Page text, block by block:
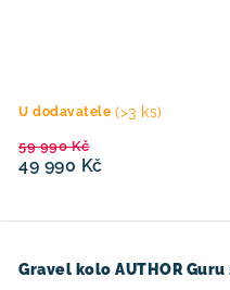
U dodavatele (>3 ks)
49 990 Kč
59 990 Kč
Gravel kolo AUTHOR